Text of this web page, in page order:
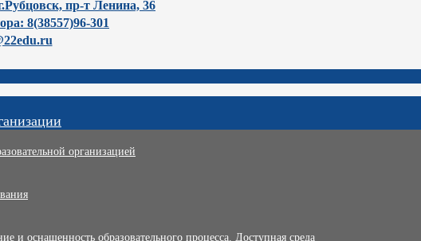
пр-т Ленина, 36
8(38557)96-301
организацией
и оснащенность образовательного процесса. Доступная среда